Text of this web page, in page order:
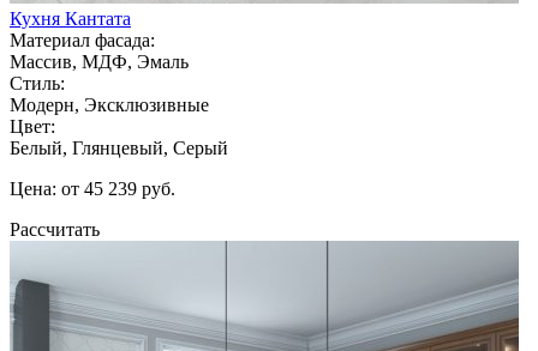
Кухня Кантата
Материал фасада:
Массив, МДФ, Эмаль
Стиль:
Модерн, Эксклюзивные
Цвет:
Белый, Глянцевый, Серый
Цена: от 45 239 руб.
Рассчитать